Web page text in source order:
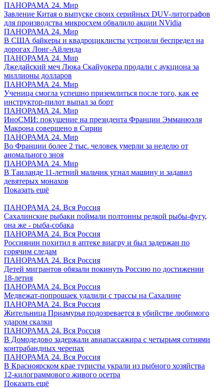
ПАНОРАМА 24. Мир
Завление Китая о выпуске своих серийных DUV-литографов
для производства микросхем обвалило акции NVidia
ПАНОРАМА 24. Мир
В США байкеры и квадроциклисты устроили беспредел на
дорогах Лонг-Айленда
ПАНОРАМА 24. Мир
Джедайский меч Люка Скайуокера продали с аукциона за
миллионы долларов
ПАНОРАМА 24. Мир
Ученица смогла успешно приземлиться после того, как ее
инструктор-пилот выпал за борт
ПАНОРАМА 24. Мир
ИноСМИ: покушение на президента Франции Эмманюэля
Макрона совершено в Сирии
ПАНОРАМА 24. Мир
Во Франции более 2 тыс. человек умерли за неделю от
аномального зноя
ПАНОРАМА 24. Мир
В Таиланде 11-летний мальчик угнал машину и задавил
девятерых монахов
Показать ещё
ПАНОРАМА 24. Вся Россия
Сахалинские рыбаки поймали полтонны редкой рыбы-фугу,
она же - рыба-собака
ПАНОРАМА 24. Вся Россия
Россиянин похитил в аптеке виагру и был задержан по
горячим следам
ПАНОРАМА 24. Вся Россия
Детей мигрантов обязали покинуть Россию по достижении
18-летия
ПАНОРАМА 24. Вся Россия
Медвежат-попрошаек удалили с трассы на Сахалине
ПАНОРАМА 24. Вся Россия
Жительница Приамурья подозревается в убийстве любимого
ударом скалки
ПАНОРАМА 24. Вся Россия
В Домодедово задержали авиапассажира с четырьмя сотнями
контрабандных черепах
ПАНОРАМА 24. Вся Россия
В Красноярском крае туристы украли из рыбного хозяйства
12-килограммового живого осетра
Показать ещё